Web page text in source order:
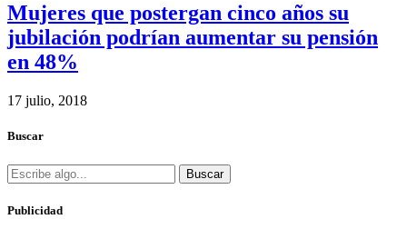
Mujeres que postergan cinco años su
jubilación podrían aumentar su pensión
en 48%
17 julio, 2018
Buscar
Buscar
Publicidad